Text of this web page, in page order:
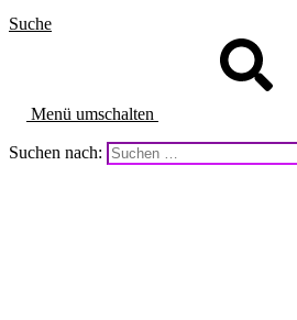
Suche
Menü umschalten
Suchen nach: